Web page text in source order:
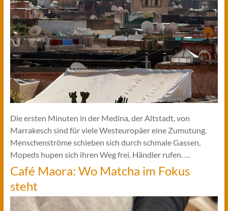
Die ersten Minuten in der Medina, der Altstadt, von
Marrakesch sind für viele Westeuropäer eine Zumutung.
Menschenströme schieben sich durch schmale Gassen,
Mopeds hupen sich ihren Weg frei, Händler rufen. …
Café Maora: Wo Matcha im Fokus
steht